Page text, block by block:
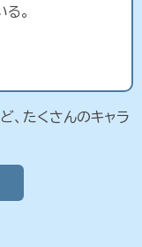
。
、たくさんのキャラ